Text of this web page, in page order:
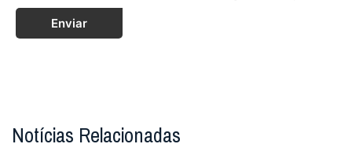
Enviar
Notícias Relacionadas